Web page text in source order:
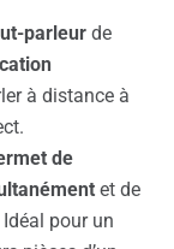
parleur de
à distance à
de
et de
pour un